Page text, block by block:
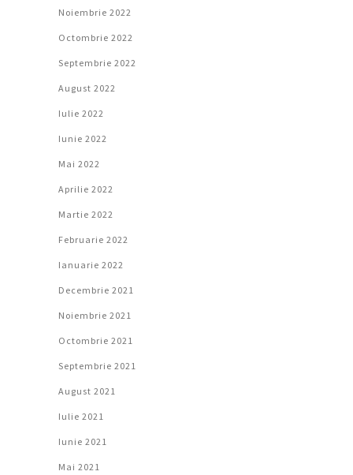
Noiembrie 2022
Octombrie 2022
Septembrie 2022
August 2022
Iulie 2022
Iunie 2022
Mai 2022
Aprilie 2022
Martie 2022
Februarie 2022
Ianuarie 2022
Decembrie 2021
Noiembrie 2021
Octombrie 2021
Septembrie 2021
August 2021
Iulie 2021
Iunie 2021
Mai 2021